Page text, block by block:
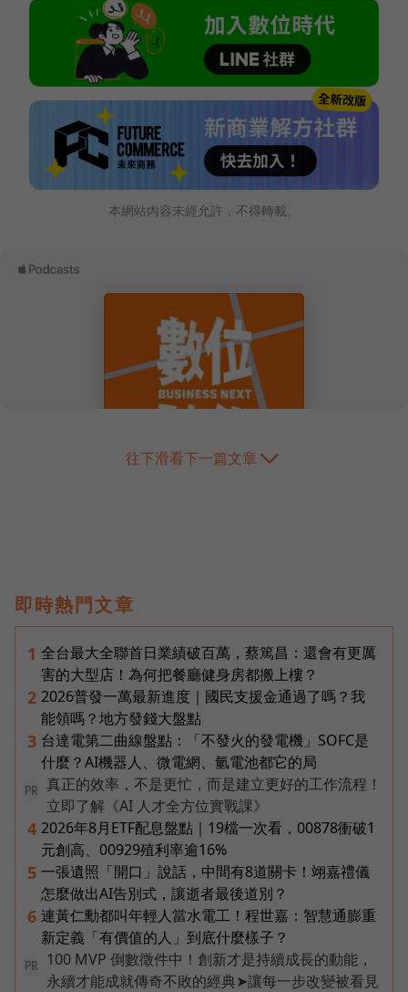
本網站內容未經允許，不得轉載。
往下滑看下一篇文章
即時熱門文章
1 全台最大全聯首日業績破百萬，蔡篤昌：還會有更厲
害的大型店！為何把餐廳健身房都搬上樓？
2 2026普發一萬最新進度｜國民支援金通過了嗎？我
能領嗎？地方發錢大盤點
3 台達電第二曲線盤點：「不發火的發電機」SOFC是
什麼？AI機器人、微電網、氫電池都它的局
PR
真正的效率，不是更忙，而是建立更好的工作流程！
立即了解《AI 人才全方位實戰課》
4 2026年8月ETF配息盤點｜19檔一次看，00878衝破1
元創高、00929殖利率逾16%
5 一張遺照「開口」說話，中間有8道關卡！翊嘉禮儀
怎麼做出AI告別式，讓逝者最後道別？
6 連黃仁勳都叫年輕人當水電工！程世嘉：智慧通膨重
新定義「有價值的人」到底什麼樣子？
PR
100 MVP 倒數徵件中！創新才是持續成長的動能，
永續才能成就傳奇不敗的經典➤讓每一步改變被看見